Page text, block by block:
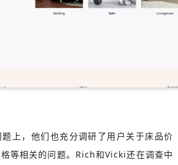
上，他们也充分调研了用户关于床品价
等相关的问题。Rich和Vicki还在调查中